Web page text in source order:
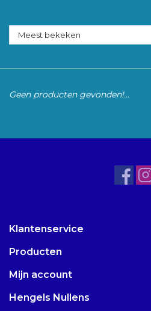
Zeevissen
Merken
Geen producten gevonden!...
Klantenservice
Producten
Mijn account
Hengels Nullens